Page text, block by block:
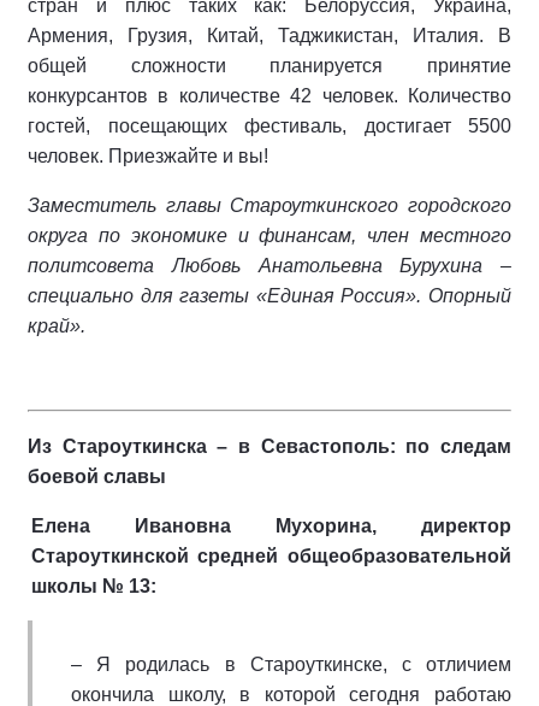
стран и плюс таких как: Белоруссия, Украина,
Армения, Грузия, Китай, Таджикистан, Италия. В
общей сложности планируется принятие
конкурсантов в количестве 42 человек. Количество
гостей, посещающих фестиваль, достигает 5500
человек. Приезжайте и вы!
Заместитель главы Староуткинского городского
округа по экономике и финансам, член местного
политсовета Любовь Анатольевна Бурухина –
специально для газеты «Единая Россия». Опорный
край».
Из Староуткинска – в Севастополь: по следам
боевой славы
Елена Ивановна Мухорина, директор
Староуткинской средней общеобразовательной
школы № 13:
– Я родилась в Староуткинске, с отличием
окончила школу, в которой сегодня работаю